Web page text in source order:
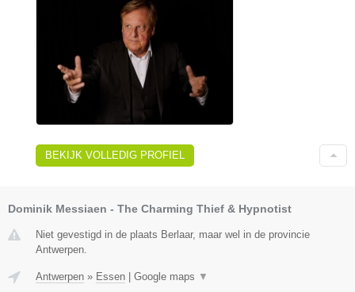
BEKIJK VOLLEDIG PROFIEL
Dominik Messiaen - The Charming Thief & Hypnotist
Niet gevestigd in de plaats Berlaar, maar wel in de provincie
Antwerpen.
Antwerpen » Essen | Google maps ▼